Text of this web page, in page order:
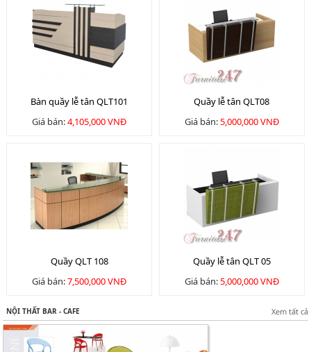
Bàn quầy lễ tân QLT101
Giá bán:4,105,000 VNĐ
Quầy lễ tân QLT08
Giá bán:5,000,000 VNĐ
Quầy QLT 108
Giá bán:7,500,000 VNĐ
Quầy lễ tân QLT 05
Giá bán:5,000,000 VNĐ
NỘI THẤT BAR - CAFE Xem tất cả